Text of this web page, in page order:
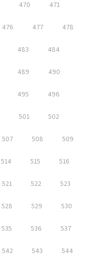
470 471
476 477 478
483 484
489 490
495 496
501 502
507 508 509
514 515 516
521 522 523
528 529 530
535 536 537
542 543 544